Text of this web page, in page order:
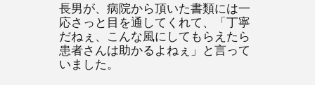
長男が、病院から頂いた書類には一
応さっと目を通してくれて、「丁寧
だねぇ、こんな風にしてもらえたら
患者さんは助かるよねぇ」と言って
いました。